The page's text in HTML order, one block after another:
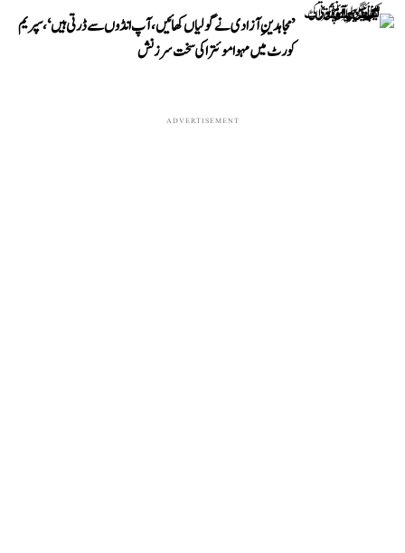
’مجاہدینِ آزادی نے گولیاں کھائیں، آپ انڈوں سے ڈرتی ہیں‘، سپریم
کورٹ میں مہوا موئترا کی سخت سرزنش
ADVERTISEMENT